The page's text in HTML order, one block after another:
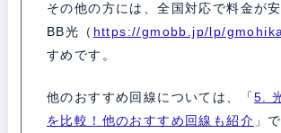
その他の方には、全国対応で料金が安
BB光（ https://gmobb.jp/lp/
すめです。
他のおすすめ回線については、「5.
を比較！他のおすすめ回線も紹介 」